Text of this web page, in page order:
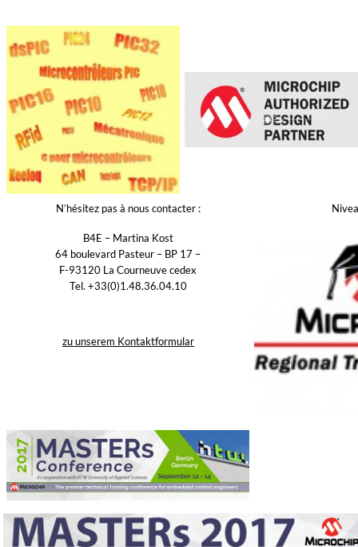
N’hésitez pas à nous contacter :
B4E – Martina Kost
64 boulevard Pasteur – BP 17 –
F-93120 La Courneuve cedex
Tel. +33(0)1.48.36.04.10
zu unserem Kontaktformular